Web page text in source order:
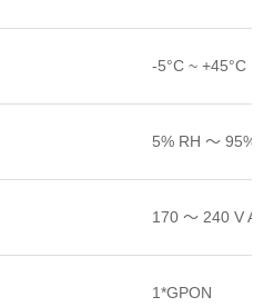
-5°C ~ +45°C
5% RH ～ 95%
170 ～ 240 V AC
1*GPON